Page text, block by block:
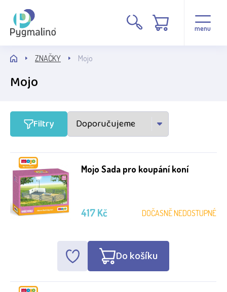
menu
Cena
Stav
Běžné zboží
Výrobce
Mojo
ZNAČKY Mojo
Mojo
Filtry
Mojo Sada pro koupání koní
DOČASNĚ NEDOSTUPNÉ
417 Kč
Do košíku